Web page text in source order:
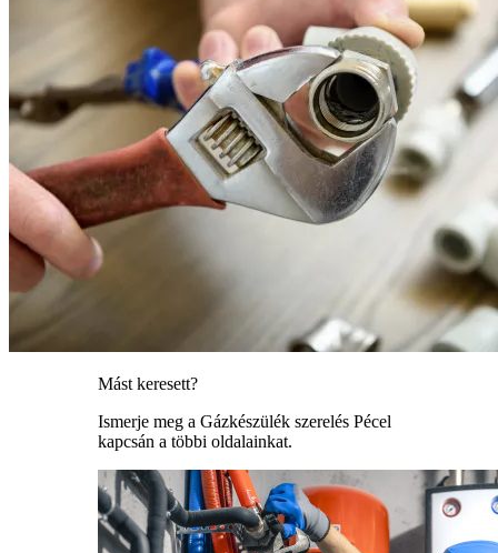
Mást keresett?
Ismerje meg a Gázkészülék szerelés Pécel
kapcsán a többi oldalainkat.